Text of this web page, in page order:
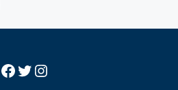
Facebook
Twitter
Instagram